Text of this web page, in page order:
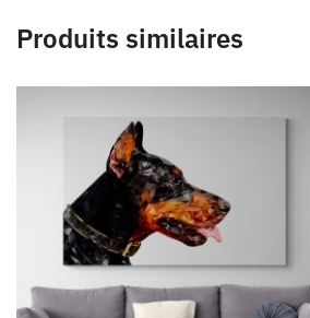
Produits similaires